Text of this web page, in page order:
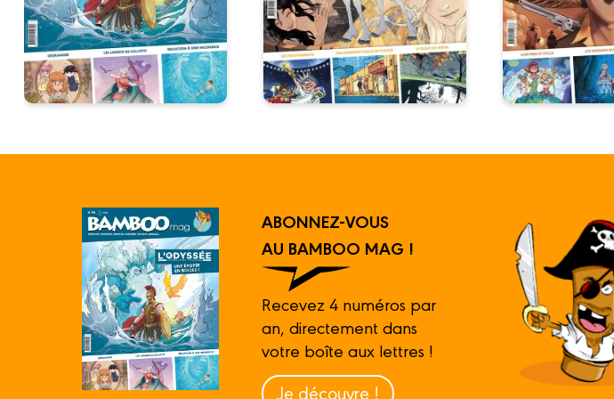
ABONNEZ-VOUS
AU BAMBOO MAG !
Recevez 4 numéros par
an, directement dans
votre boîte aux lettres !
Je découvre !